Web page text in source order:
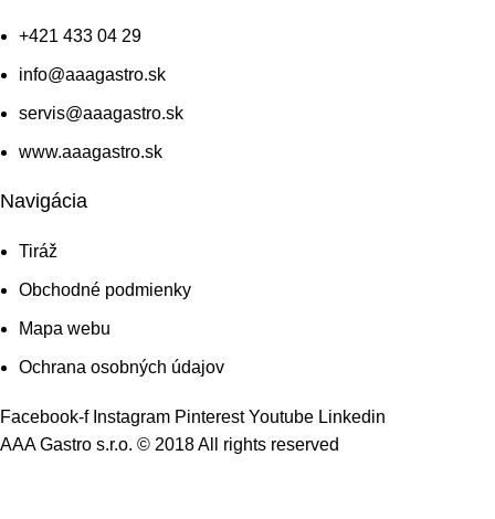
+421 433 04 29
info@aaagastro.sk
servis@aaagastro.sk
www.aaagastro.sk
Navigácia
Tiráž
Obchodné podmienky
Mapa webu
Ochrana osobných údajov
Facebook-f Instagram Pinterest Youtube Linkedin
AAA Gastro s.r.o. © 2018 All rights reserved​